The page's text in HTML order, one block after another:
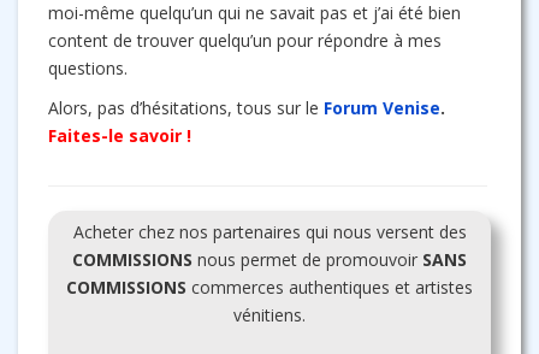
moi-même quelqu’un qui ne savait pas et j’ai été bien
content de trouver quelqu’un pour répondre à mes
questions.
Alors, pas d’hésitations, tous sur le Forum Venise.
Faites-le savoir !
Acheter chez nos partenaires qui nous versent des
COMMISSIONS nous permet de promouvoir SANS
COMMISSIONS commerces authentiques et artistes
vénitiens.